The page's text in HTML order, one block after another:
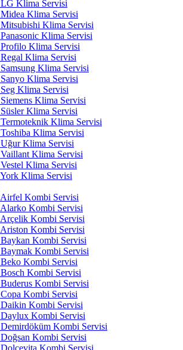
Klima Servisi
Klima Servisi
Klima Servisi
Klima Servisi
Klima Servisi
Klima Servisi
Klima Servisi
Klima Servisi
Klima Servisi
Klima Servisi
Klima Servisi
Klima Servisi
Klima Servisi
Klima Servisi
Klima Servisi
Klima Servisi
Klima Servisi
Kombi Servisi
Kombi Servisi
Kombi Servisi
Kombi Servisi
Kombi Servisi
Kombi Servisi
Kombi Servisi
Kombi Servisi
Kombi Servisi
Kombi Servisi
Kombi Servisi
Kombi Servisi
Kombi Servisi
Kombi Servisi
Kombi Servisi